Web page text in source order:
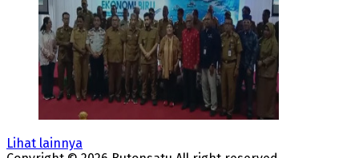
Lihat lainnya